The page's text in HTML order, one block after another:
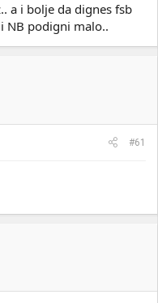
a i bolje da dignes fsb
NB podigni malo..
#61